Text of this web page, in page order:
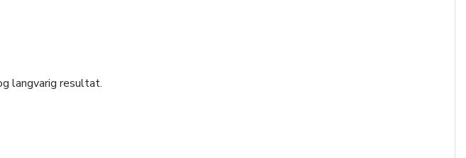
langvarig resultat.